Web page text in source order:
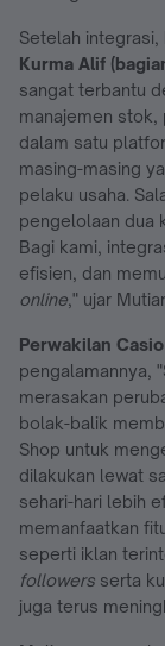
Setelah integrasi,
Kurma Alif
sangat terbantu
manajemen stok,
dalam satu
masing-masing
pelaku usaha.
pengelolaan dua
Bagi kami,
efisien, dan
online," ujar
Perwakilan
pengalamannya,
merasakan
bolak-balik
Shop untuk
dilakukan lewat
sehari-hari lebih
memanfaatkan
seperti iklan
followers serta
juga terus